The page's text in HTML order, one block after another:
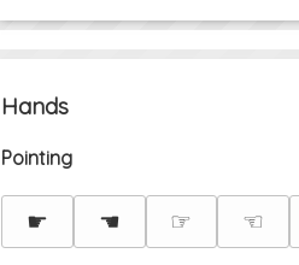
Hands
Pointing
☛ ☚ ☞ ☜